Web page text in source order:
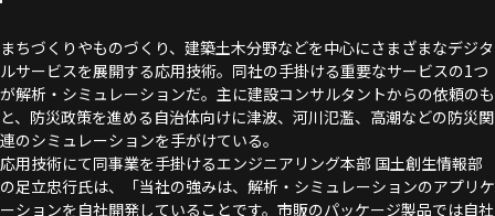
まちづくりやものづくり、建築土木分野などを中心にさまざまなデジタ
ルサービスを展開する応用技術。同社の手掛ける重要なサービスの1つ
が解析・シミュレーションだ。主に建設コンサルタントからの依頼のも
と、防災政策を進める自治体向けに津波、河川氾濫、高潮などの防災関
連のシミュレーションを手がけている。
応用技術にて同事業を手掛けるエンジニアリング本部 国土創生情報部
の足立忠行氏は、「当社の強みは、解析・シミュレーションのアプリケ
ーションを自社開発していることです。市販のパッケージ製品では自社